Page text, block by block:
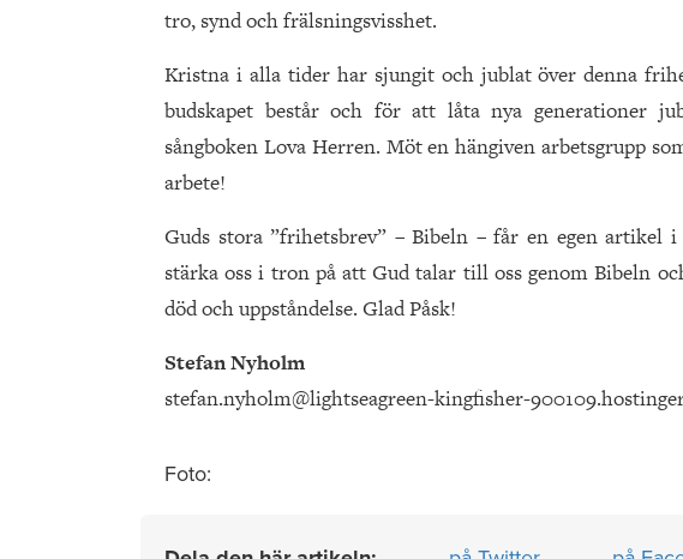
tro, synd och frälsningsvisshet.
Kristna i alla tider har sjungit och jublat över denna
budskapet består och för att låta nya generationer
sångboken Lova Herren. Möt en hängiven arbetsgrupp
arbete!
Guds stora ”frihetsbrev” – Bibeln – får en egen
stärka oss i tron på att Gud talar till oss genom Bibeln
död och uppståndelse. Glad Påsk!
Stefan Nyholm
stefan.nyholm@lightseagreen-kingfisher-
Foto: